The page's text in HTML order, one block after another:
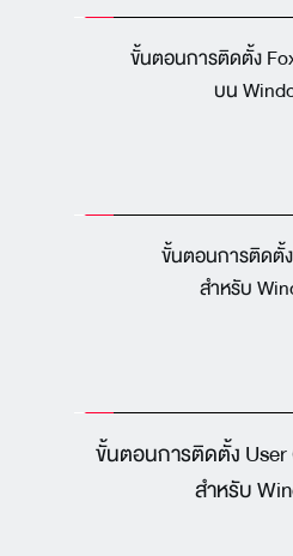
ขั้นตอนการติดตั้ง
บน
ขั้นตอนการติดตั้
สำหรับ
ขั้นตอนการติดตั้ง User
สำหรับ